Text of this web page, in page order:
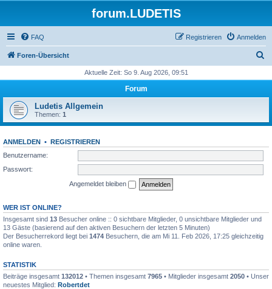
forum.LUDETIS
FAQ Anmelden
Registrieren
Foren-Übersicht
h
Aktuelle Zeit: So 9. Aug 2026, 09:51
Forum
Ludetis Allgemein
Themen: 1
ANMELDEN • REGISTRIEREN
Benutzername:
Passwort:
Angemeldet bleiben
WER IST ONLINE?
Insgesamt sind 13 Besucher online :: 0 sichtbare Mitglieder, 0 unsichtbare Mitglieder und
13 Gäste (basierend auf den aktiven Besuchern der letzten 5 Minuten)
Der Besucherrekord liegt bei 1474 Besuchern, die am Mi 11. Feb 2026, 17:25 gleichzeitig
online waren.
STATISTIK
Beiträge insgesamt 132012 • Themen insgesamt 7965 • Mitglieder insgesamt 2050 • Unser
neuestes Mitglied: Robertdet